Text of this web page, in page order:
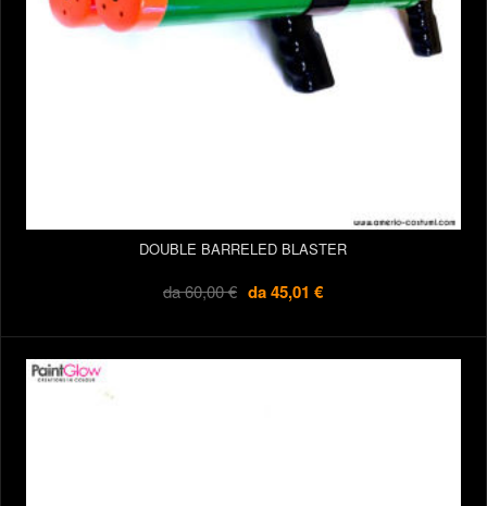
DOUBLE BARRELED BLASTER
da60,00 € da45,01 €